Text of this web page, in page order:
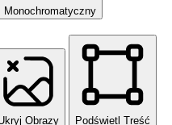
Monochromatyczny
Obrazy Podświetl Treść